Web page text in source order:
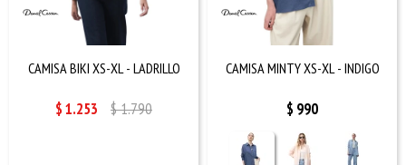
CAMISA BIKI XS-XL - LADRILLO
$1.253 $1.790
CAMISA MINTY XS-XL - INDIGO
$ 990